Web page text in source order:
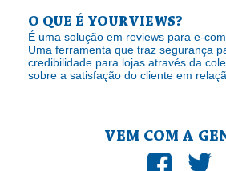
O QUE É YOURVIEWS?
É uma solução em reviews para e-
Uma ferramenta que traz segurança
credibilidade para lojas através da
sobre a satisfação do cliente em
VEM COM A